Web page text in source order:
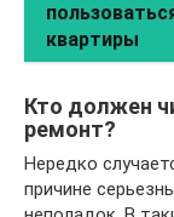
квартиры
Кто должен
ремонт?
Нередко
причине